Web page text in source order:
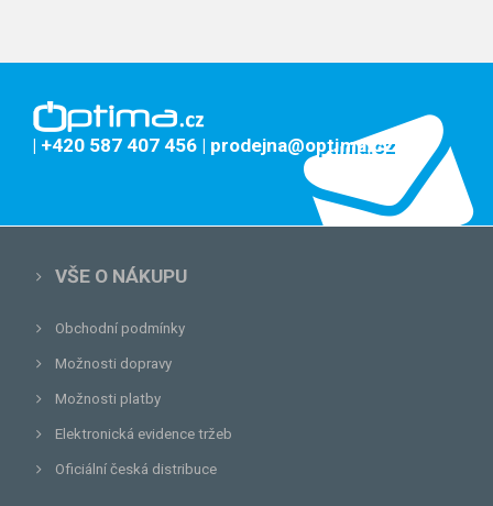
| +420 587 407 456 | prodejna@optima.cz
VŠE O NÁKUPU
Obchodní podmínky
Možnosti dopravy
Možnosti platby
Elektronická evidence tržeb
Oficiální česká distribuce